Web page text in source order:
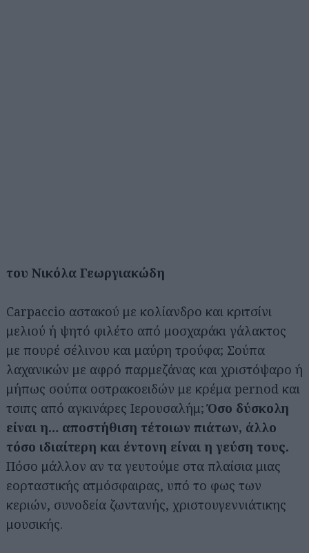
του Νικόλα Γεωργιακώδη
Carpaccio αστακού με κολίανδρο και κριτσίνι
μελιού ή ψητό φιλέτο από μοσχαράκι γάλακτος
με πουρέ σέλινου και μαύρη τρούφα; Σούπα
λαχανικών με αφρό παρμεζάνας και χριστόψαρο ή
μήπως σούπα οστρακοειδών με κρέμα pernod και
τσιπς από αγκινάρες Ιερουσαλήμ;Όσο δύσκολη
είναι η… αποστήθιση τέτοιων πιάτων, άλλο
τόσο ιδιαίτερη και έντονη είναι η γεύση τους.
Πόσο μάλλον αν τα γευτούμε στα πλαίσια μιας
εορταστικής ατμόσφαιρας, υπό το φως των
κεριών, συνοδεία ζωντανής, χριστουγεννιάτικης
μουσικής.